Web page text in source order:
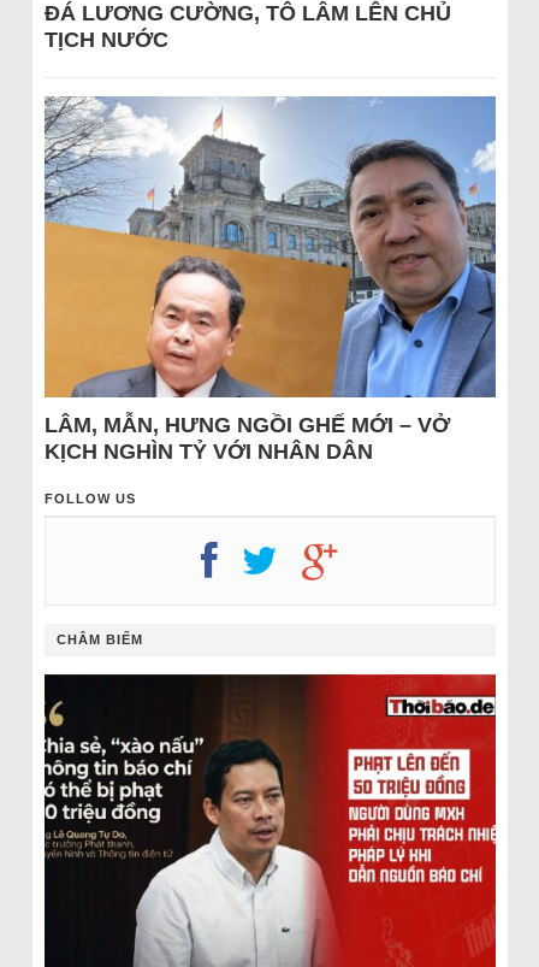
ĐÁ LƯƠNG CƯỜNG, TÔ LÂM LÊN CHỦ
TỊCH NƯỚC
LÂM, MẪN, HƯNG NGỒI GHẾ MỚI – VỞ
KỊCH NGHÌN TỶ VỚI NHÂN DÂN
FOLLOW US
CHÂM BIẾM